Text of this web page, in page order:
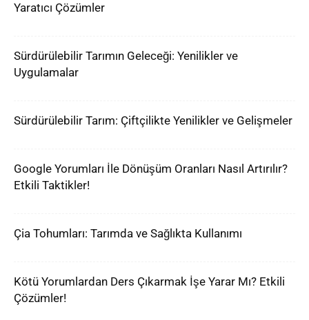
Yaratıcı Çözümler
Sürdürülebilir Tarımın Geleceği: Yenilikler ve
Uygulamalar
Sürdürülebilir Tarım: Çiftçilikte Yenilikler ve Gelişmeler
Google Yorumları İle Dönüşüm Oranları Nasıl Artırılır?
Etkili Taktikler!
Çia Tohumları: Tarımda ve Sağlıkta Kullanımı
Kötü Yorumlardan Ders Çıkarmak İşe Yarar Mı? Etkili
Çözümler!